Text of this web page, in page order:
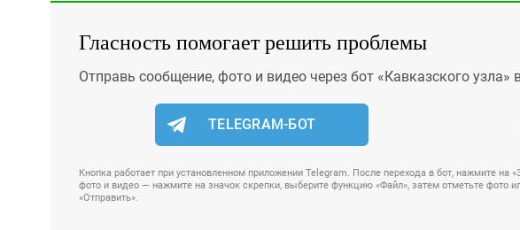
Гласность помогает решить проблемы
Отправь сообщение, фото и видео через бот «Кавказского узла»
TELEGRAM-БОТ
Кнопка работает при установленном приложении Telegram. После перехода в бот, нажмите на
фото и видео — нажмите на значок скрепки, выберите функцию «Файл», затем отметьте фото
«Отправить».